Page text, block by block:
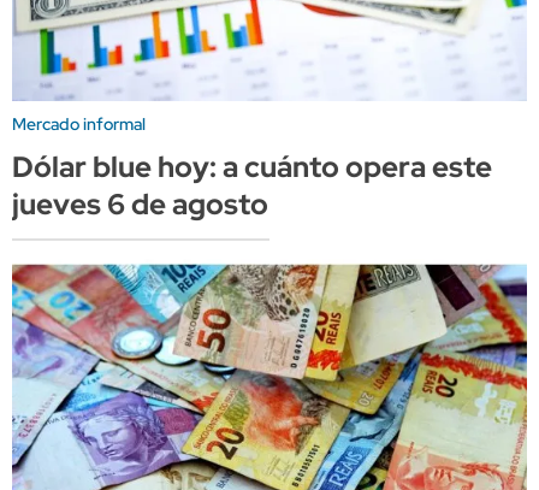
Mercado informal
Dólar blue hoy: a cuánto opera este
jueves 6 de agosto